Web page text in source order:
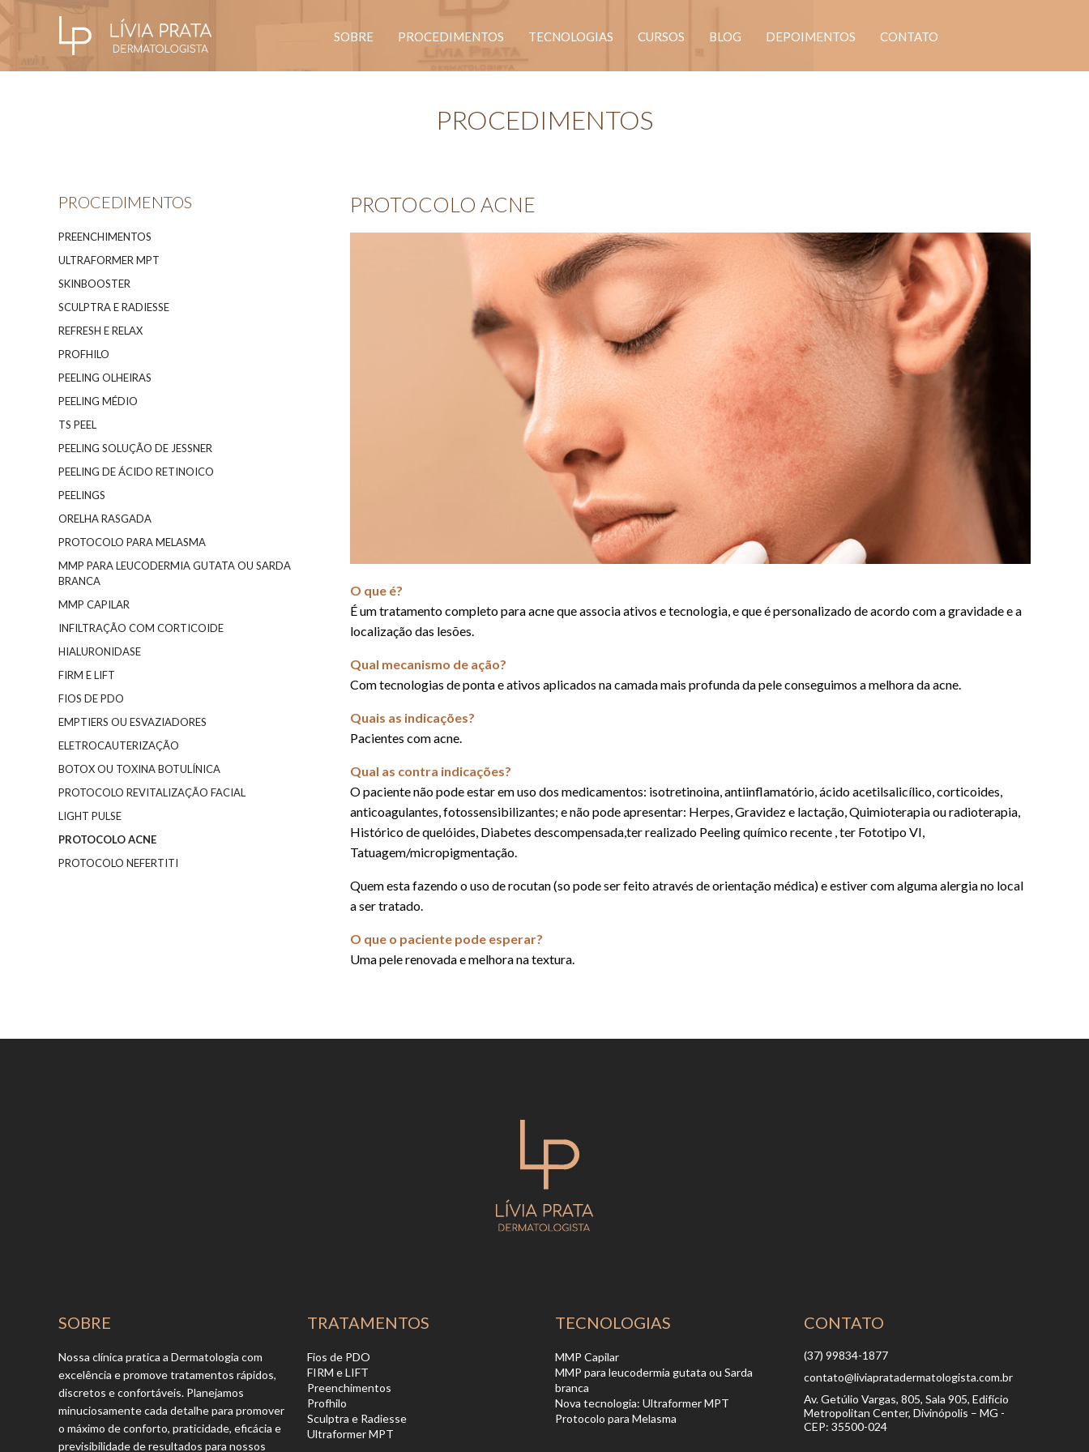
SOBRE PROCEDIMENTOS TECNOLOGIAS CURSOS BLOG DEPOIMENTOS CONTATO
PROCEDIMENTOS
PROCEDIMENTOS
PREENCHIMENTOS
ULTRAFORMER MPT
SKINBOOSTER
SCULPTRA E RADIESSE
REFRESH E RELAX
PROFHILO
PEELING OLHEIRAS
PEELING MÉDIO
TS PEEL
PEELING SOLUÇÃO DE JESSNER
PEELING DE ÁCIDO RETINOICO
PEELINGS
ORELHA RASGADA
PROTOCOLO PARA MELASMA
MMP PARA LEUCODERMIA GUTATA OU SARDA
BRANCA
MMP CAPILAR
INFILTRAÇÃO COM CORTICOIDE
HIALURONIDASE
FIRM E LIFT
FIOS DE PDO
EMPTIERS OU ESVAZIADORES
ELETROCAUTERIZAÇÃO
BOTOX OU TOXINA BOTULÍNICA
PROTOCOLO REVITALIZAÇÃO FACIAL
LIGHT PULSE
PROTOCOLO ACNE
PROTOCOLO NEFERTITI
PROTOCOLO ACNE
O que é?
É um tratamento completo para acne que associa ativos e tecnologia, e que é personalizado de acordo com a gravidade e a
localização das lesões.
Qual mecanismo de ação?
Com tecnologias de ponta e ativos aplicados na camada mais profunda da pele conseguimos a melhora da acne.
Quais as indicações?
Pacientes com acne.
Qual as contra indicações?
O paciente não pode estar em uso dos medicamentos: isotretinoina, antiinflamatório, ácido acetilsalicílico, corticoides,
anticoagulantes, fotossensibilizantes; e não pode apresentar: Herpes, Gravidez e lactação, Quimioterapia ou radioterapia,
Histórico de quelóides, Diabetes descompensada,ter realizado Peeling químico recente , ter Fototipo VI,
Tatuagem/micropigmentação.
Quem esta fazendo o uso de rocutan (so pode ser feito através de orientação médica) e estiver com alguma alergia no local
a ser tratado.
O que o paciente pode esperar?
Uma pele renovada e melhora na textura.
SOBRE
Nossa clínica pratica a Dermatologia com
excelência e promove tratamentos rápidos,
discretos e confortáveis. Planejamos
minuciosamente cada detalhe para promover
o máximo de conforto, praticidade, eficácia e
previsibilidade de resultados para nossos
TRATAMENTOS
Fios de PDO
FIRM e LIFT
Preenchimentos
Profhilo
Sculptra e Radiesse
Ultraformer MPT
TECNOLOGIAS
MMP Capilar
MMP para leucodermia gutata ou Sarda
branca
Nova tecnologia: Ultraformer MPT
Protocolo para Melasma
CONTATO
(37) 99834-1877
contato@liviapratadermatologista.com.br
Av. Getúlio Vargas, 805, Sala 905, Edifício
Metropolitan Center, Divinópolis – MG -
CEP: 35500-024